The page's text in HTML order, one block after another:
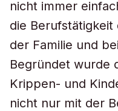
nicht immer
die Berufstätigkeit
der Familie und
Begründet wurde
Krippen- und
nicht nur mit der